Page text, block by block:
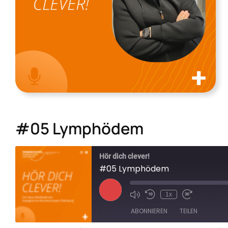
Kontakt
Suche
nach:
#05 Lymphödem
Hör dich clever!
#05 Lymphödem
Play
Episode
1x
ABONNIEREN TEILEN